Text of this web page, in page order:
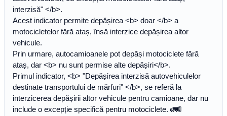
interzisă" </b>.
Acest indicator permite depășirea <b> doar </b> a
motocicletelor fără ataș, însă interzice depășirea altor
vehicule.
Prin urmare, autocamioanele pot depăși motociclete fără
ataș, dar <b> nu sunt permise alte depășiri</b>.
Primul indicator, <b> "Depășirea interzisă autovehiculelor
destinate transportului de mărfuri" </b>, se referă la
interzicerea depășirii altor vehicule pentru camioane, dar nu
include o excepție specifică pentru motociclete. 🚛🚦